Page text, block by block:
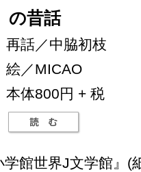
の昔話
再話／中脇初枝
絵／MICAO
本体800円 + 税
館世界J文学館』(